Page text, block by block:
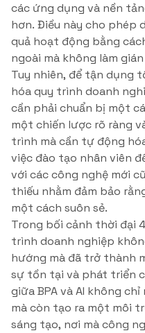
các ứng dụng và nền
hơn. Điều này cho phép
quả hoạt động bằng
ngoài mà không làm
Tuy nhiên, để tận dụng
hóa quy trình doanh
cần phải chuẩn bị một
một chiến lược rõ ràng
trình mà cần tự động
việc đào tạo nhân viên
với các công nghệ mới
thiếu nhằm đảm bảo
một cách suôn sẻ.
Trong bối cảnh thời đại
trình doanh nghiệp
hướng mà đã trở thành
sự tồn tại và phát triển
giữa BPA và AI không
mà còn tạo ra một môi
sáng tạo, nơi mà công